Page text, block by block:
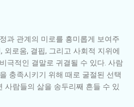
과 관계의 미로를 흥미롭게 보여주
외로움, 결핍, 그리고 사회적 지위에
극적인 결말로 귀결될 수 있다. 사람
충족시키기 위해 때로 굴절된 선택
사람들의 삶을 송두리째 흔들 수 있